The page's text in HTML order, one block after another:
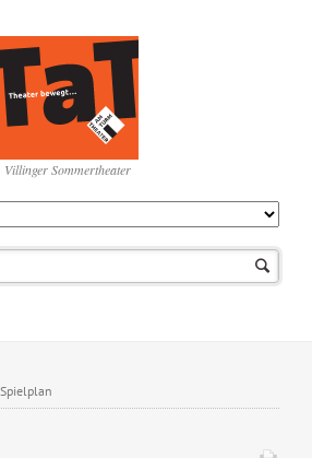
Villinger Sommertheater
Spielplan